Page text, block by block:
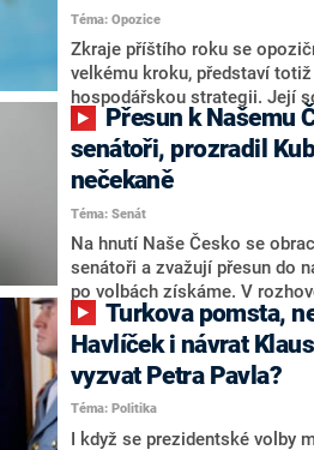
střetem zájmů omezoval
dodal. Řešení u Andreje
Téma: Opozice
Zkraje příštího roku se
velkému kroku, představí
hospodářskou strategii. Její
stárnutí populace, řekl ve
nový předseda lidovců Jan
senátních volbách kandiduje
aktivitu opozice, o níž vládní
komentátoři mluví jako o
úmorná práce upozorňovat na
námi navíc nechodí do debat.
svoje témata,“ odpověděl
NEWS.
senátoři, prozradil
nečekaně
Téma: Senát
Na hnutí Naše Česko se
senátoři a zvažují přesun do
po volbách získáme. V
NEWS to řekl zakladatel hnutí
Martin Kuba. Konkrétní nebyl,
například senátora Zdeňka
součástí klubu ODS a TOP
redakce nevyloučil. Předseda
Zdeněk Nytra redakci řekl, že
Havlíček i návrat
vyzvat Petra Pavla?
Téma: Politika
I když se prezidentské volby